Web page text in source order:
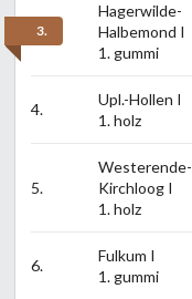
3.
Hagerwilde-
Halbemond I
1. gummi
4.
Upl.-Hollen I
1. holz
5.
Westerende-
Kirchloog I
1. holz
6.
Fulkum I
1. gummi